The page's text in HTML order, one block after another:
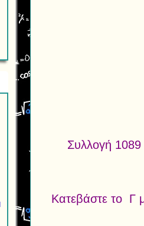
Συλλογή
Κατεβάστε το Γ